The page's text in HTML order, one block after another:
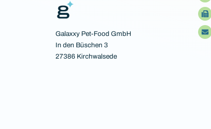
Galaxxy Pet-Food GmbH
In den Büschen 3
27386 Kirchwalsede